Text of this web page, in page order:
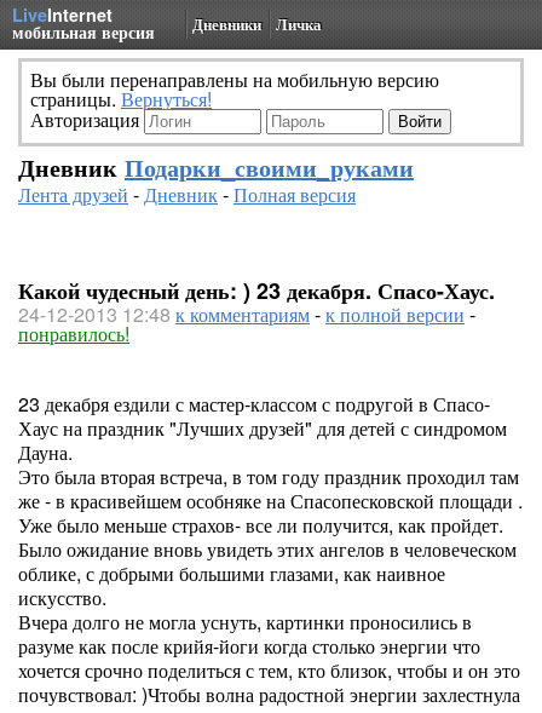
LiveInternet
мобильная версия Дневники Личка
Вы были перенаправлены на мобильную версию
страницы. Вернуться!
Авторизация
Дневник Подарки_своими_руками
Лента друзей -Дневник-Полная версия
Какой чудесный день: ) 23 декабря. Спасо-Хаус.
24-12-2013 12:48 к комментариям-к полной версии -
понравилось!
23 декабря ездили с мастер-классом с подругой в Спасо-
Хаус на праздник "Лучших друзей" для детей с синдромом
Дауна.
Это была вторая встреча, в том году праздник проходил там
же - в красивейшем особняке на Спасопесковской площади .
Уже было меньше страхов- все ли получится, как пройдет.
Было ожидание вновь увидеть этих ангелов в человеческом
облике, с добрыми большими глазами, как наивное
искусство.
Вчера долго не могла уснуть, картинки проносились в
разуме как после крийя-йоги когда столько энергии что
хочется срочно поделиться с тем, кто близок, чтобы и он это
почувствовал: )Чтобы волна радостной энергии захлестнула